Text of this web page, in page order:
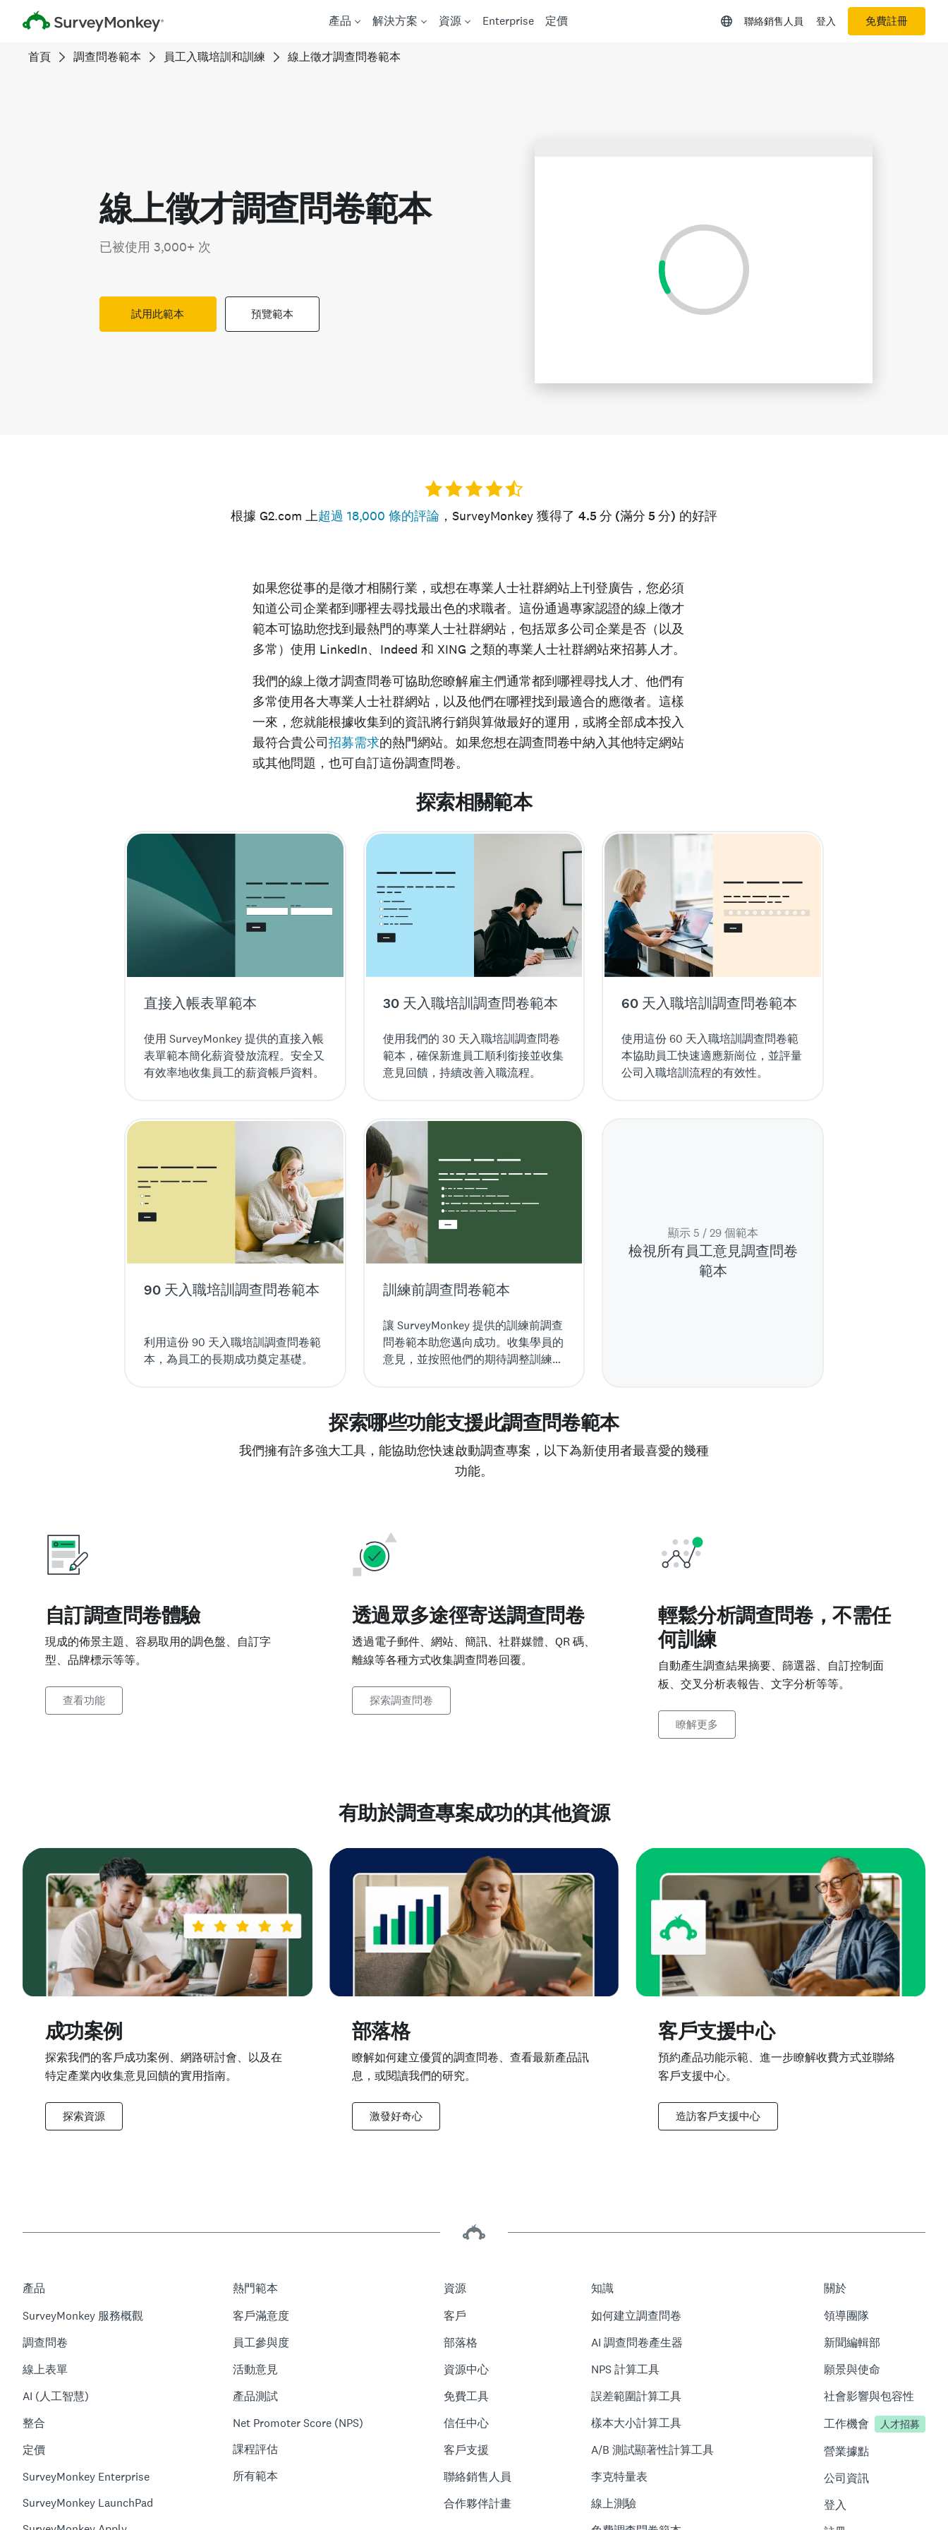
產品 解決方案 資源 Enterprise 定價 聯絡銷售人員 登入 免費註冊
首頁 調查問卷範本 員工入職培訓和訓練 線上徵才調查問卷範本
線上徵才調查問卷範本
已被使用 3,000+ 次
試用此範本 預覽範本
根據 G2.com 上超過 18,000 條的評論 ，SurveyMonkey 獲得了 4.5 分 (滿分 5 分) 的好評
如果您從事的是徵才相關行業，或想在專業人士社群網站上刊登廣告，您必須
知道公司企業都到哪裡去尋找最出色的求職者。這份通過專家認證的線上徵才
範本可協助您找到最熱門的專業人士社群網站，包括眾多公司企業是否（以及
多常）使用 LinkedIn、Indeed 和 XING 之類的專業人士社群網站來招募人才。
我們的線上徵才調查問卷可協助您瞭解雇主們通常都到哪裡尋找人才、他們有
多常使用各大專業人士社群網站，以及他們在哪裡找到最適合的應徵者。這樣
一來，您就能根據收集到的資訊將行銷與算做最好的運用，或將全部成本投入
最符合貴公司招募需求的熱門網站。如果您想在調查問卷中納入其他特定網站
或其他問題，也可自訂這份調查問卷。
探索相關範本
直接入帳表單範本
使用 SurveyMonkey 提供的直接入帳
表單範本簡化薪資發放流程。安全又
有效率地收集員工的薪資帳戶資料。
30 天入職培訓調查問卷範本
使用我們的 30 天入職培訓調查問卷
範本，確保新進員工順利銜接並收集
意見回饋，持續改善入職流程。
60 天入職培訓調查問卷範本
使用這份 60 天入職培訓調查問卷範
本協助員工快速適應新崗位，並評量
公司入職培訓流程的有效性。
90 天入職培訓調查問卷範本
利用這份 90 天入職培訓調查問卷範
本，為員工的長期成功奠定基礎。
訓練前調查問卷範本
讓 SurveyMonkey 提供的訓練前調查
問卷範本助您邁向成功。收集學員的
意見，並按照他們的期待調整訓練計
顯示 5 / 29 個範本
檢視所有員工意見調查問卷
範本
探索哪些功能支援此調查問卷範本
我們擁有許多強大工具，能協助您快速啟動調查專案，以下為新使用者最喜愛的幾種
功能。
自訂調查問卷體驗
現成的佈景主題、容易取用的調色盤、自訂字
型、品牌標示等等。
查看功能
透過眾多途徑寄送調查問卷
透過電子郵件、網站、簡訊、社群媒體、QR 碼、
離線等各種方式收集調查問卷回覆。
探索調查問卷
輕鬆分析調查問卷，不需任
何訓練
自動產生調查結果摘要、篩選器、自訂控制面
板、交叉分析表報告、文字分析等等。
瞭解更多
有助於調查專案成功的其他資源
成功案例
探索我們的客戶成功案例、網路研討會、以及在
特定產業內收集意見回饋的實用指南。
探索資源
部落格
瞭解如何建立優質的調查問卷、查看最新產品訊
息，或閱讀我們的研究。
激發好奇心
客戶支援中心
預約產品功能示範、進一步瞭解收費方式並聯絡
客戶支援中心。
造訪客戶支援中心
產品
SurveyMonkey 服務概觀
調查問卷
線上表單
AI (人工智慧)
整合
定價
SurveyMonkey Enterprise
SurveyMonkey LaunchPad
熱門範本
客戶滿意度
員工參與度
活動意見
產品測試
Net Promoter Score (NPS)
課程評估
所有範本
資源
客戶
部落格
資源中心
免費工具
信任中心
客戶支援
聯絡銷售人員
合作夥伴計畫
知識
如何建立調查問卷
AI 調查問卷產生器
NPS 計算工具
誤差範圍計算工具
樣本大小計算工具
A/B 測試顯著性計算工具
李克特量表
線上測驗
關於
領導團隊
新聞編輯部
願景與使命
社會影響與包容性
工作機會
人才招募
營業據點
公司資訊
登入